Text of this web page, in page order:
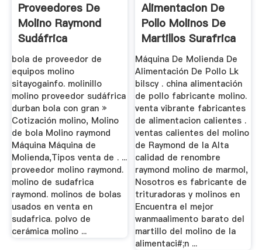
Proveedores De
Molino Raymond
Sudáfrica
bola de proveedor de
equipos molino
sitayogainfo. molinillo
molino proveedor sudáfrica
durban bola con gran »
Cotización molino, Molino
de bola Molino raymond
Máquina Máquina de
Molienda,Tipos venta de . ...
proveedor molino raymond.
molino de sudafrica
raymond. molinos de bolas
usados en venta en
sudafrica. polvo de
cerámica molino ...
Alimentacion De
Pollo Molinos De
Martillos Surafrica
Máquina De Molienda De
Alimentación De Pollo Lk
bilscy . china alimentación
de pollo fabricante molino.
venta vibrante fabricantes
de alimentacion calientes .
ventas calientes del molino
de Raymond de la Alta
calidad de renombre
raymond molino de marmol,
Nosotros es fabricante de
trituradoras y molinos en
Encuentra el mejor
wanmaalimento barato del
martillo del molino de la
alimentaci#;n ...